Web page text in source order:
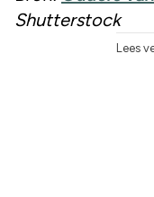
Shutterstock
Lees